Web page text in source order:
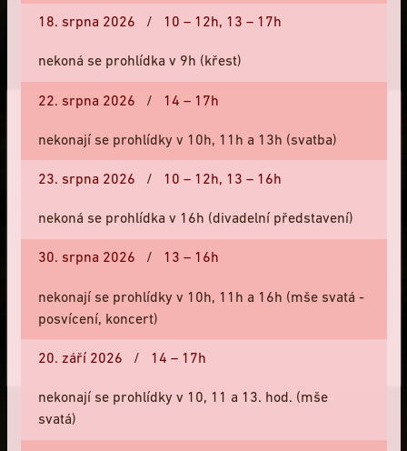
V rámci Dní evropského dědictví budou v neděli 13. září
otevřeny objekty Bartolomějského návrší a Regionálního
Více nawww.kolinzije.cznebowww.ehd.cz.
Zavřít
18. srpna 2026 / 10 – 12h, 13 – 17h
nekoná se prohlídka v 9h (křest)
22. srpna 2026 / 14 – 17h
nekonají se prohlídky v 10h, 11h a 13h (svatba)
23. srpna 2026 / 10 – 12h, 13 – 16h
nekoná se prohlídka v 16h (divadelní představení)
30. srpna 2026 / 13 – 16h
nekonají se prohlídky v 10h, 11h a 16h (mše svatá -
posvícení, koncert)
20. září 2026 / 14 – 17h
nekonají se prohlídky v 10, 11 a 13. hod. (mše
svatá)
Pozdně gotická zvonice z počátku 16. století byla několikrát
18. a ve druhé polovině 19. století. Dnešní podobu jí vtiskla
puristická oprava z roku 1872.
PROVOZOVATEL
Regionální muzeum v Kolíně
Červinkovský dům
280 02 Kolín
+420 321 723 922
e-mail:info@bartolomejskenavrsi.cz